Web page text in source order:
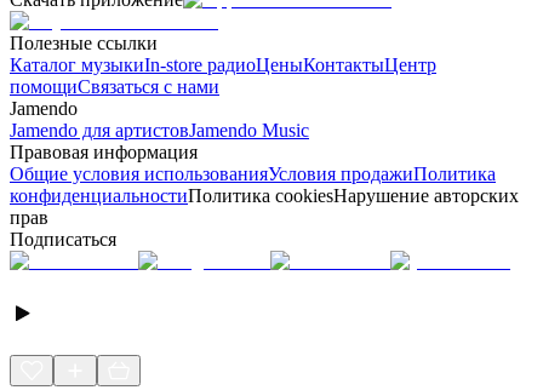
Полезные ссылки
Каталог музыкиIn-store радиоЦеныКонтактыЦентр
помощиСвязаться с нами
Jamendo
Jamendo для артистовJamendo Music
Правовая информация
Общие условия использованияУсловия продажиПолитика
конфиденциальностиПолитика cookiesНарушение авторских
прав
Подписаться